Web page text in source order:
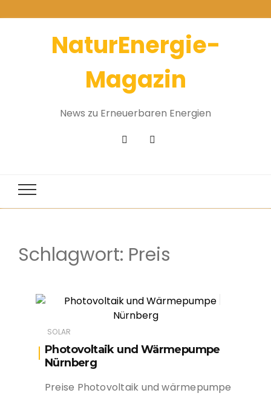
NaturEnergie-
Magazin
News zu Erneuerbaren Energien
Schlagwort: Preis
SOLAR
Photovoltaik und Wärmepumpe
Nürnberg
Preise Photovoltaik und wärmepumpe